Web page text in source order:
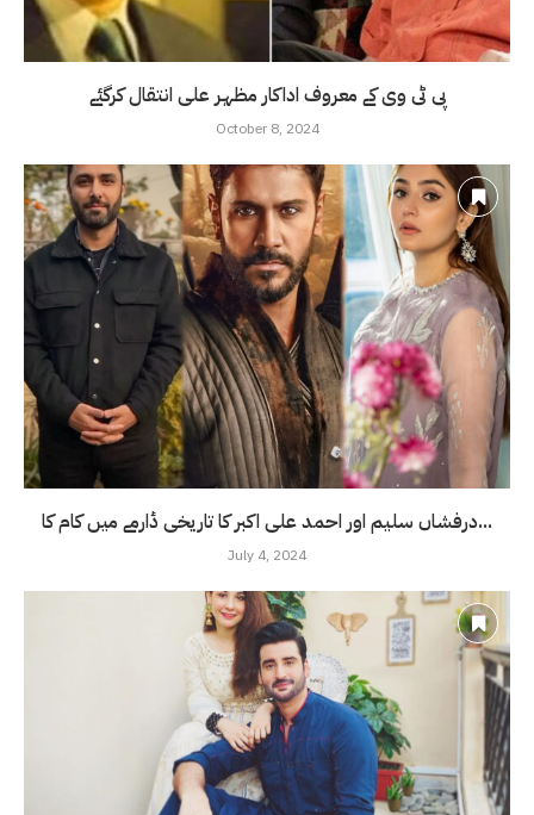
پی ٹی وی کے معروف اداکار مظہر علی انتقال کرگئے
October 8, 2024
درفشاں سلیم اور احمد علی اکبر کا تاریخی ڈارمے میں کام کا...
July 4, 2024